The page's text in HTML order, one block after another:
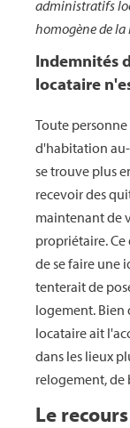
administratifs
homogène de la
Indemnités
locataire
Toute
d'habitation
se trouve plus
recevoir des
maintenant de
propriétaire.
de se faire une
tenterait de
logement. Bien
locataire ait
dans les lieux
relogement, de
Le